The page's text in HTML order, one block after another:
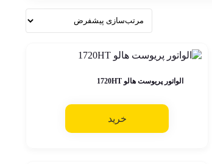
الواتور پریوست هالو 1720HT
خرید